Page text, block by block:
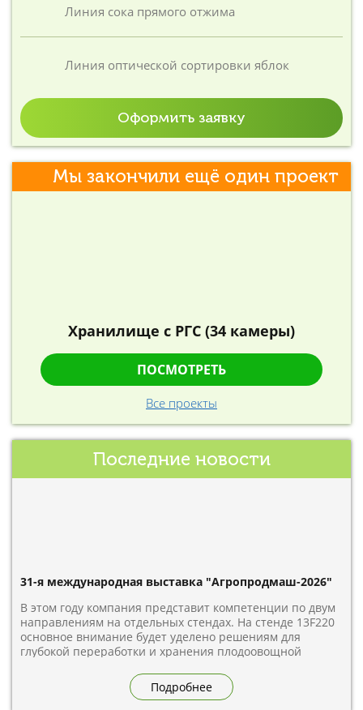
Линия сока прямого отжима
Линия оптической сортировки яблок
Оформить заявку
Мы закончили ещё один проект
Хранилище с РГС (34 камеры)
ПОСМОТРЕТЬ
Все проекты
Последние новости
31-я международная выставка "Агропродмаш-2026"
В этом году компания представит компетенции по двум
направлениям на отдельных стендах. На стенде 13F220
основное внимание будет уделено решениям для
глубокой переработки и хранения плодоовощной
работы «РУСБАНА». Стенд 14А170 будет посвящен
упаковке продуктов питания. В рамках экспозиции
Подробнее